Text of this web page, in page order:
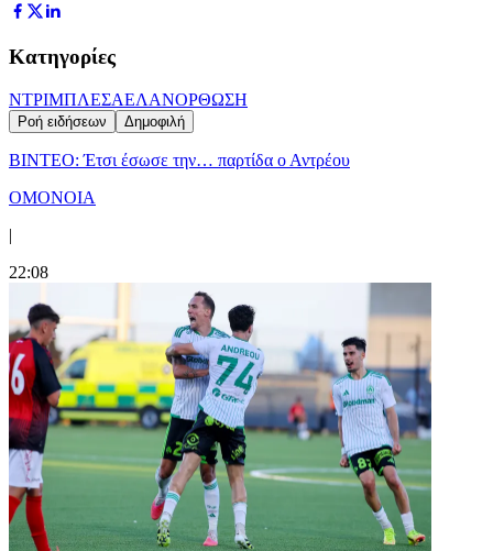
Κατηγορίες
ΝΤΡΙΜΠΛΕΣΑΕΛΑΝΟΡΘΩΣΗ
Ροή ειδήσεων Δημοφιλή
ΒΙΝΤΕΟ: Έτσι έσωσε την… παρτίδα ο Αντρέου
ΟΜΟΝΟΙΑ
|
22:08